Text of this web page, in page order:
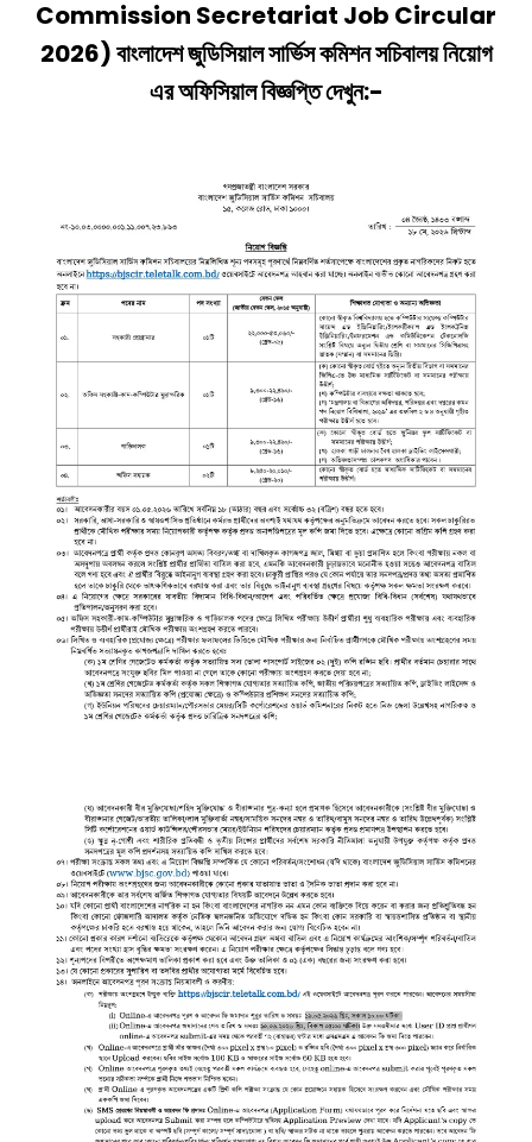
Commission Secretariat Job Circular
2026)বাংলাদেশ জুডিসিয়াল সার্ভিস কমিশন সচিবালয়নিয়োগ
এর অফিসিয়াল বিজ্ঞপ্তি দেখুন:-